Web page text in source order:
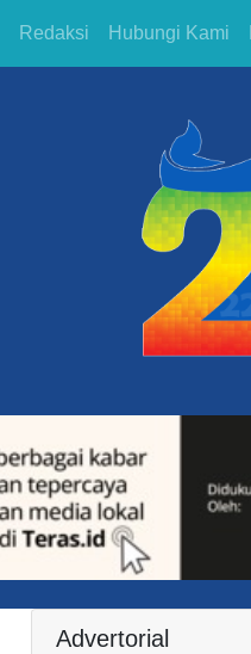
Redaksi Hubungi Kami
Advertorial